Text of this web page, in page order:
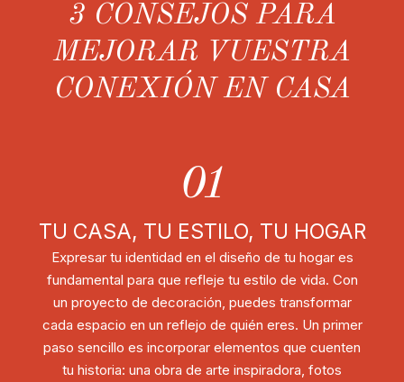
3 CONSEJOS PARA
MEJORAR VUESTRA
CONEXIÓN EN CASA
01
TU CASA, TU ESTILO, TU HOGAR
Expresar tu identidad en el diseño de tu hogar es
fundamental para que refleje tu estilo de vida. Con
un proyecto de decoración, puedes transformar
cada espacio en un reflejo de quién eres. Un primer
paso sencillo es incorporar elementos que cuenten
tu historia: una obra de arte inspiradora, fotos